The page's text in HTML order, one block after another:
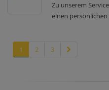
Zu unserem
einen
1 2 3